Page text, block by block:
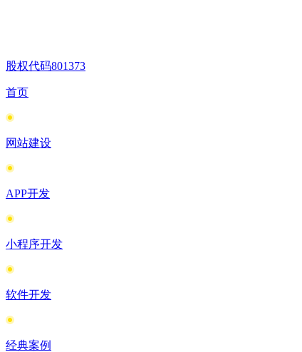
股权代码801373
首页
网站建设
APP开发
小程序开发
软件开发
经典案例